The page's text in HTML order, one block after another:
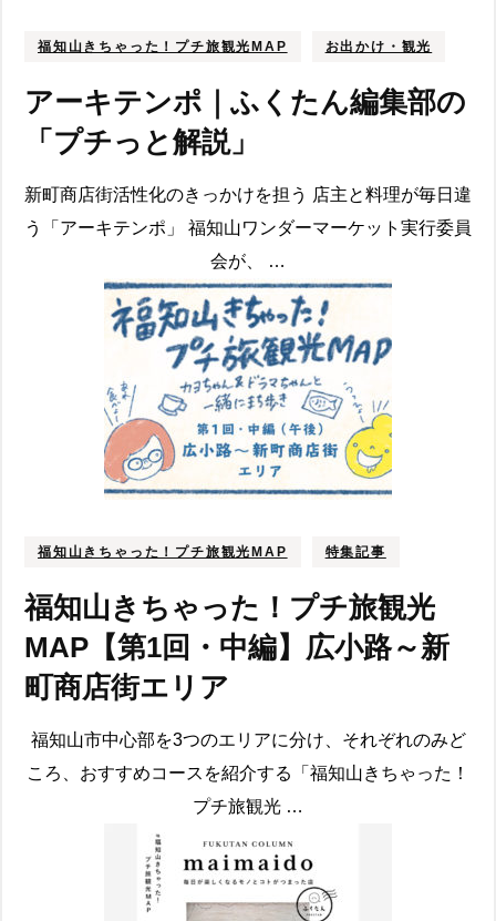
福知山きちゃった！プチ旅観光MAP お出かけ・観光
アーキテンポ｜ふくたん編集部の
「プチっと解説」
新町商店街活性化のきっかけを担う 店主と料理が毎日違
う「アーキテンポ」 福知山ワンダーマーケット実行委員
会が、 …
福知山きちゃった！プチ旅観光MAP 特集記事
福知山きちゃった！プチ旅観光
MAP【第1回・中編】広小路～新
町商店街エリア
福知山市中心部を3つのエリアに分け、それぞれのみど
ころ、おすすめコースを紹介する「福知山きちゃった！
プチ旅観光 …